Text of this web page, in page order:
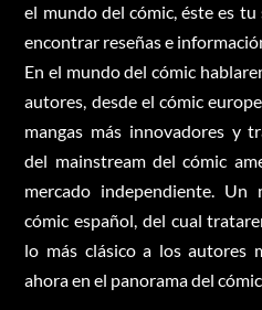
el mundo del cómic, éste es
encontrar reseñas e
En el mundo del cómic
autores, desde el cómic
mangas más innovadores y
del mainstream del cómic
mercado independiente. Un
cómic español, del cual
lo más clásico a los autores
ahora en el panorama del